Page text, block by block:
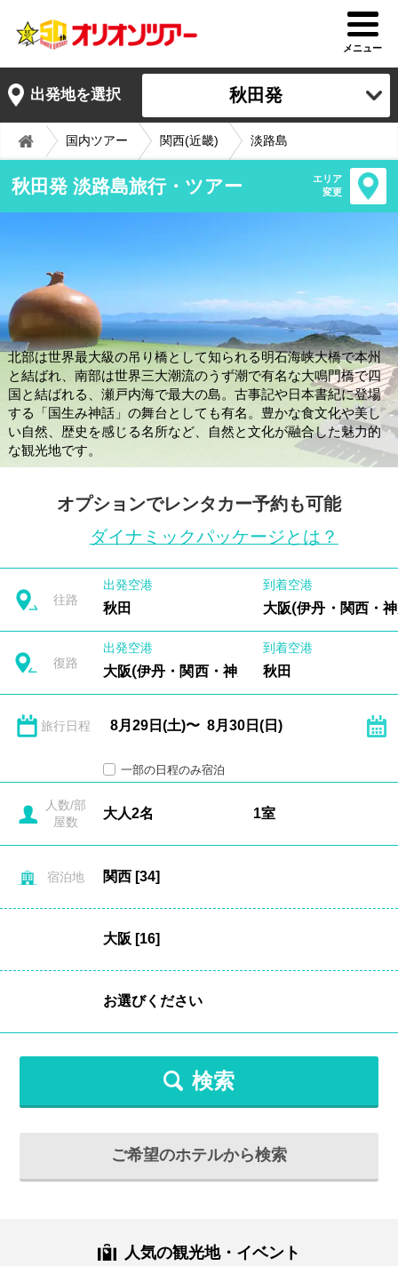
メニュー
出発地を選択 秋田発
国内ツアー 関西(近畿) 淡路島
秋田発 淡路島旅行・ツアー
エリア
変更
北部は世界最大級の吊り橋として知られる明石海峡大橋で本州
と結ばれ、南部は世界三大潮流のうず潮で有名な大鳴門橋で四
国と結ばれる、瀬戸内海で最大の島。古事記や日本書紀に登場
する「国生み神話」の舞台としても有名。 豊かな食文化や美し
い自然、歴史を感じる名所など、自然と文化が融合した魅力的
な観光地です。
オプションでレンタカー予約も可能
ダイナミックパッケージとは？
往路
出発空港
秋田
到着空港
大阪(伊丹・関西・
復路
出発空港
大阪(伊丹・関西・神戸)
到着空港
秋田
旅行日程
一部の日程のみ宿泊
人数/部
屋数
宿泊地
検索
ご希望のホテルから検索
人気の観光地・イベント